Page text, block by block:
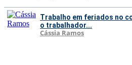
Trabalho em feriados no
o trabalhador...
Cássia Ramos